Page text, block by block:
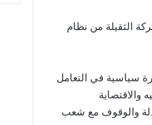
الثقيلة من نظام
سياسية في التعامل
والوقوف مع شعب